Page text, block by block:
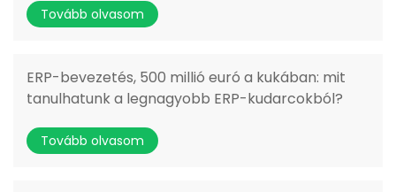
Tovább olvasom
ERP-bevezetés, 500 millió euró a kukában: mit
tanulhatunk a legnagyobb ERP-kudarcokból?
Tovább olvasom